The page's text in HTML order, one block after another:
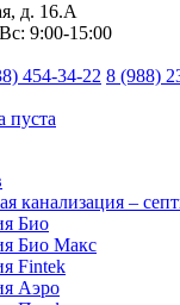
д. 16.А
9:00-15:00
454-34-22 8 (988)
пуста
канализация –
Био
Био Макс
Fintek
Аэро